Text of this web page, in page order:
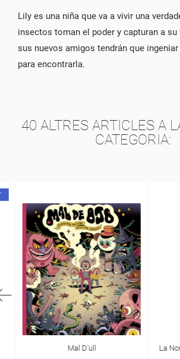
Lily es una niña que va a vivir una
insectos toman el poder y capturan a
sus nuevos amigos tendrán que ingeniar
para encontrarla.
40 ALTRES ARTICLES A
CATEGORIA:
Mal D'ull La Noni I